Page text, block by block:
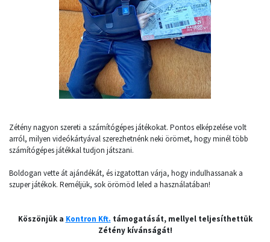
Zétény nagyon szereti a számítógépes játékokat. Pontos elképzelése volt
arról, milyen videókártyával szerezhetnénk neki örömet, hogy minél több
számítógépes játékkal tudjon játszani.
Boldogan vette át ajándékát, és izgatottan várja, hogy indulhassanak a
szuper játékok. Reméljük, sok örömöd leled a használatában!
Köszönjük a Kontron Kft. támogatását, mellyel teljesíthettük
Zétény kívánságát!